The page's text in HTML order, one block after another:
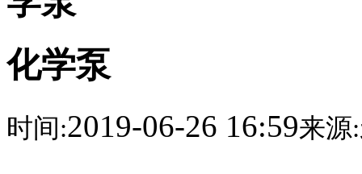
化学泵
时间:2019-06-26 16:59来源: